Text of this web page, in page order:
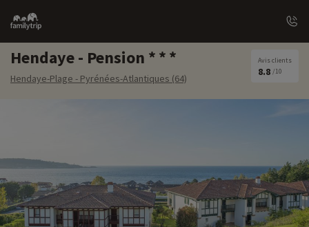
Family
trip
Hendaye - Pension
Hendaye-Plage - Pyrénées-Atlantiques (64)
Avis clients
8.8 /10